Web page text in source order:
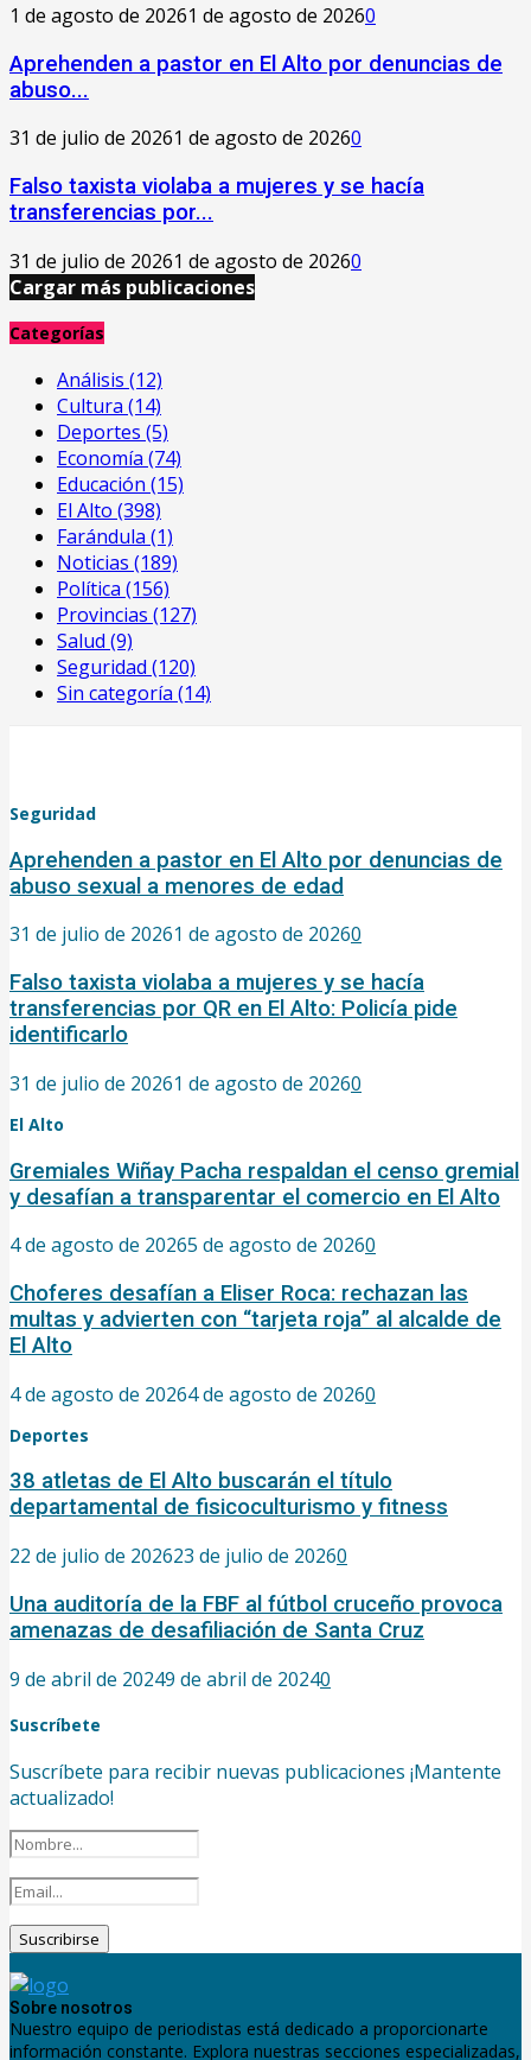
1 de agosto de 20261 de agosto de 20260
Aprehenden a pastor en El Alto por denuncias de
abuso...
31 de julio de 20261 de agosto de 20260
Falso taxista violaba a mujeres y se hacía
transferencias por...
31 de julio de 20261 de agosto de 20260
Cargar más publicaciones
Categorías
Análisis (12)
Cultura (14)
Deportes (5)
Economía (74)
Educación (15)
El Alto (398)
Farándula (1)
Noticias (189)
Política (156)
Provincias (127)
Salud (9)
Seguridad (120)
Sin categoría (14)
Seguridad
Aprehenden a pastor en El Alto por denuncias de
abuso sexual a menores de edad
31 de julio de 20261 de agosto de 20260
Falso taxista violaba a mujeres y se hacía
transferencias por QR en El Alto: Policía pide
identificarlo
31 de julio de 20261 de agosto de 20260
El Alto
Gremiales Wiñay Pacha respaldan el censo gremial
y desafían a transparentar el comercio en El Alto
4 de agosto de 20265 de agosto de 20260
Choferes desafían a Eliser Roca: rechazan las
multas y advierten con “tarjeta roja” al alcalde de
El Alto
4 de agosto de 20264 de agosto de 20260
Deportes
38 atletas de El Alto buscarán el título
departamental de fisicoculturismo y fitness
22 de julio de 202623 de julio de 20260
Una auditoría de la FBF al fútbol cruceño provoca
amenazas de desafiliación de Santa Cruz
9 de abril de 20249 de abril de 20240
Suscríbete
Suscríbete para recibir nuevas publicaciones ¡Mantente
actualizado!
Sobre nosotros
Nuestro equipo de periodistas está dedicado a proporcionarte
información constante. Explora nuestras secciones especializadas,